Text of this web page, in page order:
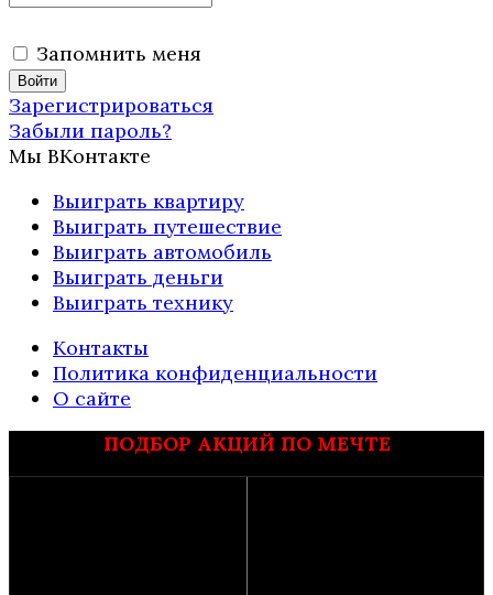
Запомнить меня
Зарегистрироваться
Забыли пароль?
Мы ВКонтакте
Выиграть квартиру
Выиграть путешествие
Выиграть автомобиль
Выиграть деньги
Выиграть технику
Контакты
Политика конфиденциальности
О сайте
ПОДБОР АКЦИЙ ПО МЕЧТЕ